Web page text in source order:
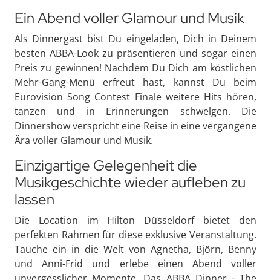
Ein Abend voller Glamour und Musik
Als Dinnergast bist Du eingeladen, Dich in Deinem
besten ABBA-Look zu präsentieren und sogar einen
Preis zu gewinnen! Nachdem Du Dich am köstlichen
Mehr-Gang-Menü erfreut hast, kannst Du beim
Eurovision Song Contest Finale weitere Hits hören,
tanzen und in Erinnerungen schwelgen. Die
Dinnershow verspricht eine Reise in eine vergangene
Ära voller Glamour und Musik.
Einzigartige Gelegenheit die
Musikgeschichte wieder aufleben zu
lassen
Die Location im Hilton Düsseldorf bietet den
perfekten Rahmen für diese exklusive Veranstaltung.
Tauche ein in die Welt von Agnetha, Björn, Benny
und Anni-Frid und erlebe einen Abend voller